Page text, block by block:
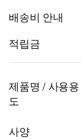
배송비 안내
적립금
제품명 / 사용용
도
사양